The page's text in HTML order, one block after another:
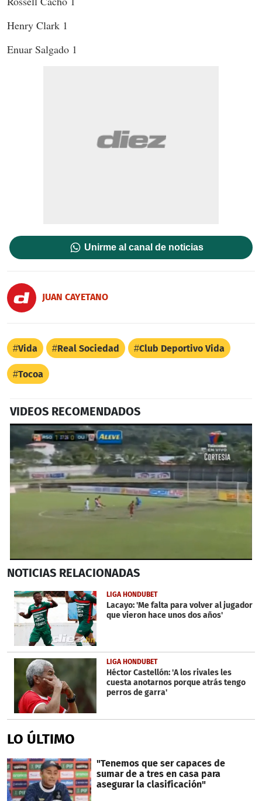
Henry Clark 1
Enuar Salgado 1
Unirme al canal de noticias
JUAN CAYETANO
Vida Real Sociedad Club Deportivo Vida
Tocoa
VIDEOS RECOMENDADOS
seconds
31
seconds
NOTICIAS RELACIONADAS
LIGA HONDUBET
Lacayo: 'Me falta para volver al jugador
que vieron hace unos dos años'
LIGA HONDUBET
Héctor Castellón: 'A los rivales les
cuesta anotarnos porque atrás tengo
perros de garra'
LO ÚLTIMO
"Tenemos que ser capaces de
sumar de a tres en casa para
asegurar la clasificación"